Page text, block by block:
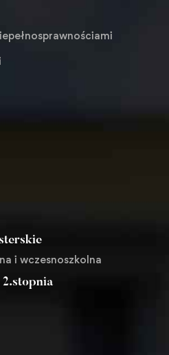
i wczesnoszkolna